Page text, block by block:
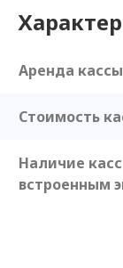
Аренда
Стоимость
Наличие
встроенным